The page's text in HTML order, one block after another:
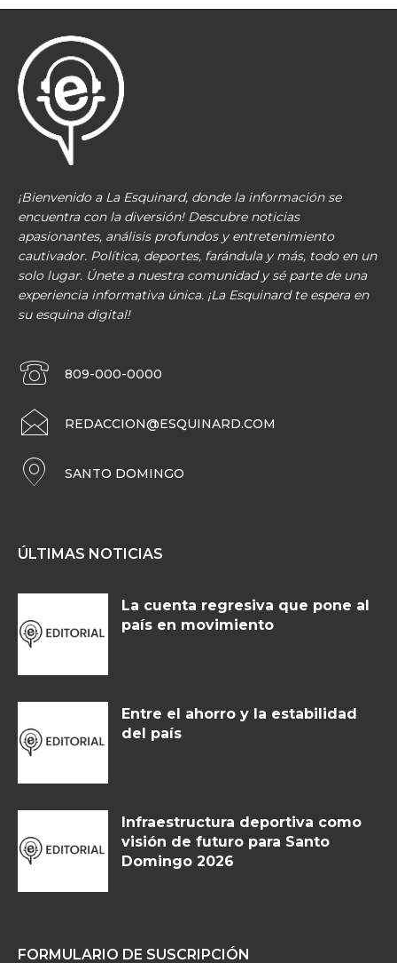
¡Bienvenido a La Esquinard, donde la información se
encuentra con la diversión! Descubre noticias
apasionantes, análisis profundos y entretenimiento
cautivador. Política, deportes, farándula y más, todo en un
solo lugar. Únete a nuestra comunidad y sé parte de una
experiencia informativa única. ¡La Esquinard te espera en
su esquina digital!
809-000-0000
REDACCION@ESQUINARD.COM
SANTO DOMINGO
ÚLTIMAS NOTICIAS
La cuenta regresiva que pone al
país en movimiento
Entre el ahorro y la estabilidad
del país
Infraestructura deportiva como
visión de futuro para Santo
Domingo 2026
FORMULARIO DE SUSCRIPCIÓN